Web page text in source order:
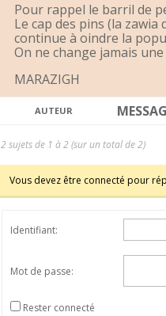
Pour rappel le barril de
Le cap des pins (la
continue à oindre la
On ne change jamais
MARAZIGH
AUTEUR
2 sujets de 1 à 2 (sur un total de 2)
Vous devez être connecté pour
Identifiant:
Mot de passe:
Rester connecté